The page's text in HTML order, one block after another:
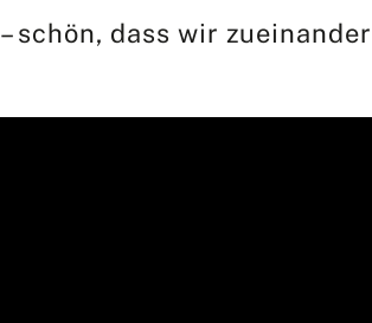
– schön, dass wir